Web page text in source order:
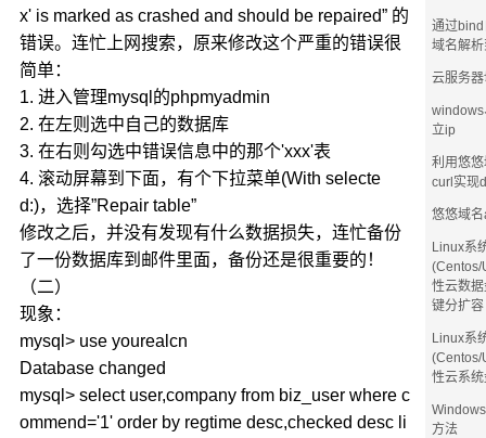
x' is marked as crashed and should be repaired” 的
错误。连忙上网搜索，原来修改这个严重的错误很
简单：
1. 进入管理mysql的phpmyadmin
2. 在左则选中自己的数据库
3. 在右则勾选中错误信息中的那个'xxx'表
4. 滚动屏幕到下面，有个下拉菜单(With selecte
d:)，选择”Repair table”
修改之后，并没有发现有什么数据损失，连忙备份
了一份数据库到邮件里面，备份还是很重要的！
（二）
现象：
mysql> use yourealcn
Database changed
mysql> select user,company from biz_user where c
ommend='1' order by regtime desc,checked desc li
通过
域名解
云服务
立ip
利用悠
curl实现
悠悠域
Linux系
(Centos/
性云数
键分扩容
Linux系
(Centos/
性云系
方法